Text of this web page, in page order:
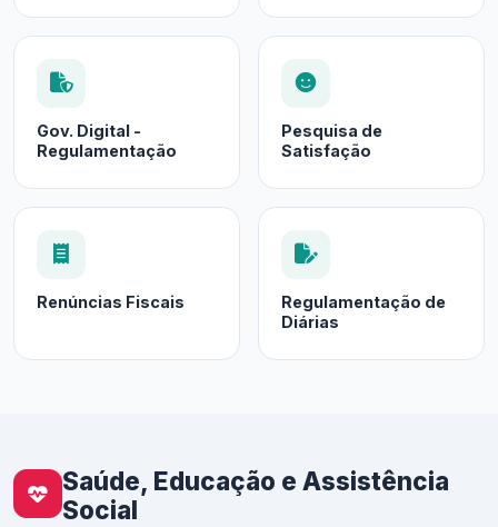
Gov. Digital -
Regulamentação
Pesquisa de
Satisfação
Renúncias Fiscais
Regulamentação de
Diárias
Saúde, Educação e Assistência
Social